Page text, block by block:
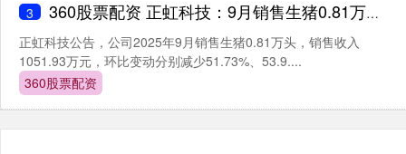
3 360股票配资 正虹科技：9月销售生猪0.81万头，销售收入1051.93万元
正虹科技公告，公司2025年9月销售生猪0.81万头，销售收入
1051.93万元，环比变动分别减少51.73%、53.9....
360股票配资